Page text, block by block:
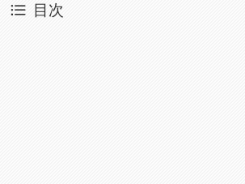
目次